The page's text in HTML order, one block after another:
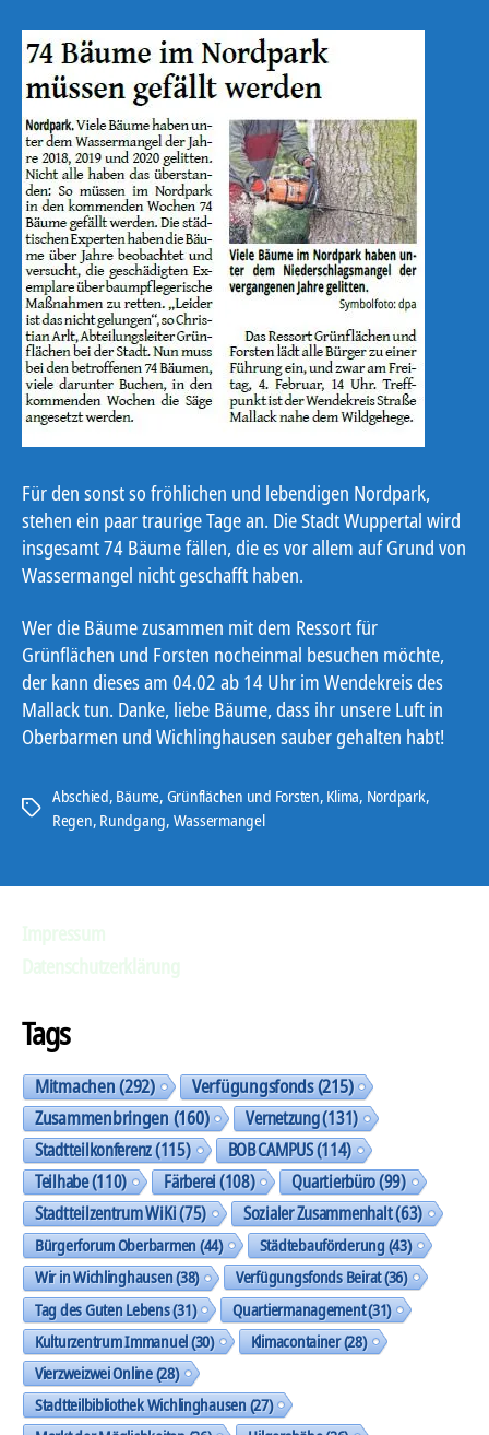
Für den sonst so fröhlichen und lebendigen Nordpark,
stehen ein paar traurige Tage an. Die Stadt Wuppertal wird
insgesamt 74 Bäume fällen, die es vor allem auf Grund von
Wassermangel nicht geschafft haben.
Wer die Bäume zusammen mit dem Ressort für
Grünflächen und Forsten nocheinmal besuchen möchte,
der kann dieses am 04.02 ab 14 Uhr im Wendekreis des
Mallack tun. Danke, liebe Bäume, dass ihr unsere Luft in
Oberbarmen und Wichlinghausen sauber gehalten habt!
Schlagwörter
Abschied, Bäume, Grünflächen und Forsten, Klima, Nordpark,
Regen, Rundgang, Wassermangel
Tags
Mitmachen(292) Verfügungsfonds(215)
Zusammenbringen(160) Vernetzung(131)
Stadtteilkonferenz(115) BOB CAMPUS(114)
Teilhabe(110) Färberei(108) Quartierbüro(99)
Stadtteilzentrum WiKi(75) Sozialer Zusammenhalt(63)
Bürgerforum Oberbarmen(44) Städtebauförderung(43)
Wir in Wichlinghausen(38) Verfügungsfonds Beirat(36)
Tag des Guten Lebens(31) Quartiermanagement(31)
Kulturzentrum Immanuel(30) Klimacontainer(28)
Vierzweizwei Online(28)
Stadtteilbibliothek Wichlinghausen(27)